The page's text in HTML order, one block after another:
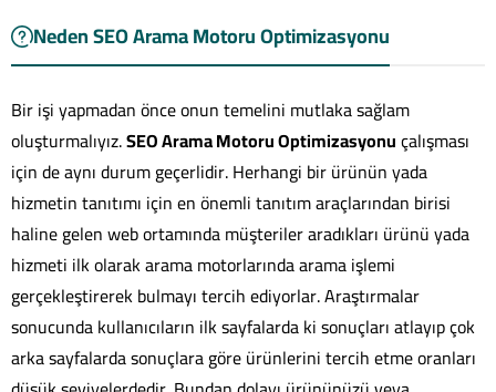
Neden SEO Arama Motoru Optimizasyonu
Bir işi yapmadan önce onun temelini mutlaka sağlam
oluşturmalıyız.SEO Arama Motoru Optimizasyonuçalışması
için de aynı durum geçerlidir. Herhangi bir ürünün yada
hizmetin tanıtımı için en önemli tanıtım araçlarından birisi
haline gelen web ortamında müşteriler aradıkları ürünü yada
hizmeti ilk olarak arama motorlarında arama işlemi
gerçekleştirerek bulmayı tercih ediyorlar. Araştırmalar
sonucunda kullanıcıların ilk sayfalarda ki sonuçları atlayıp çok
arka sayfalarda sonuçlara göre ürünlerini tercih etme oranları